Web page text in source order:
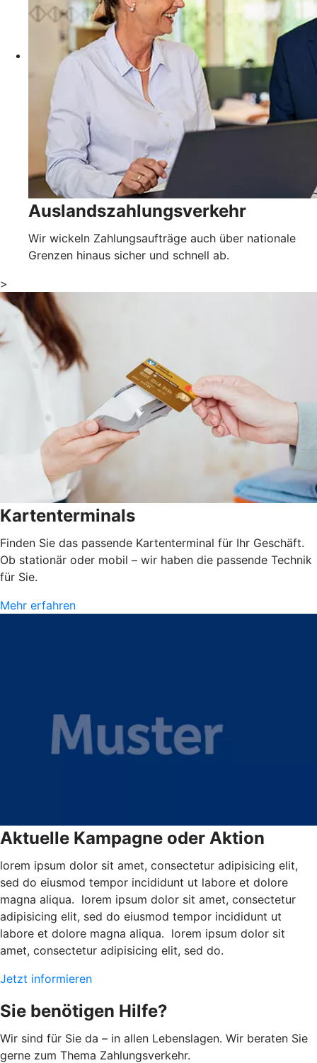
Auslandszahlungsverkehr
Wir wickeln Zahlungsaufträge auch über nationale
Grenzen hinaus sicher und schnell ab.
>
Kartenterminals
Finden Sie das passende Kartenterminal für Ihr Geschäft.
Ob stationär oder mobil – wir haben die passende Technik
für Sie.
Mehr erfahren
Aktuelle Kampagne oder Aktion
lorem ipsum dolor sit amet, consectetur adipisicing elit,
sed do eiusmod tempor incididunt ut labore et dolore
magna aliqua. lorem ipsum dolor sit amet, consectetur
adipisicing elit, sed do eiusmod tempor incididunt ut
labore et dolore magna aliqua. lorem ipsum dolor sit
amet, consectetur adipisicing elit, sed do.
Jetzt informieren
Sie benötigen Hilfe?
Wir sind für Sie da – in allen Lebenslagen. Wir beraten Sie
gerne zum Thema Zahlungsverkehr.